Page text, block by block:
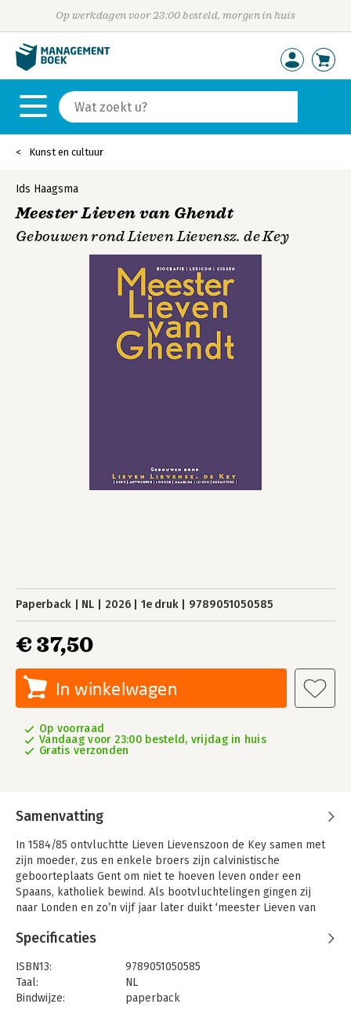
Op werkdagen voor 23:00 besteld, morgen in huis
Kunst en cultuur
Ids Haagsma
Meester Lieven van Ghendt
Gebouwen rond Lieven Lievensz. de Key
Paperback NL 2026 1e druk 9789051050585
€ 37,50
In winkelwagen
Op voorraad
Vandaag voor 23:00 besteld, vrijdag in huis
Gratis verzonden
Samenvatting
In 1584/85 ontvluchtte Lieven Lievenszoon de Key samen met
zijn moeder, zus en enkele broers zijn calvinistische
geboorteplaats Gent om niet te hoeven leven onder een
Spaans, katholiek bewind. Als bootvluchtelingen gingen zij
naar Londen en zo’n vijf jaar later duikt ‘meester Lieven van
stadsmetselaar en stadssteenhouwer de man die het aanzien
gevraagd voor het uiterlijk van het te verbouwen stadhuis in
Leiden.
Pas aan het eind van de negentiende eeuw werd zijn
Specificaties
ISBN13:
9789051050585
Taal:
NL
Bindwijze:
paperback